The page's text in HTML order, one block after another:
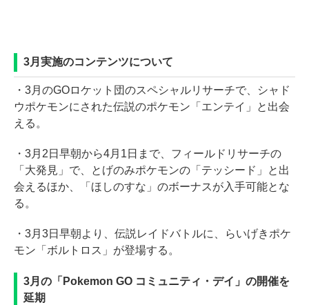
3月実施のコンテンツについて
・3月のGOロケット団のスペシャルリサーチで、シャド
ウポケモンにされた伝説のポケモン「エンテイ」と出会
える。
・3月2日早朝から4月1日まで、フィールドリサーチの
「大発見」で、とげのみポケモンの「テッシード」と出
会えるほか、「ほしのすな」のボーナスが入手可能とな
る。
・3月3日早朝より、伝説レイドバトルに、らいげきポケ
モン「ボルトロス」が登場する。
3月の「Pokemon GO コミュニティ・デイ」の開催を
延期